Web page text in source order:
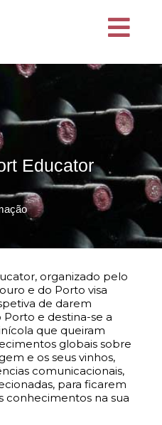
Educator
organizado pelo
e do Porto visa
de darem
e destina-se a
que queiram
globais sobre
e os seus vinhos,
comunicacionais,
para ficarem
conhecimentos na sua